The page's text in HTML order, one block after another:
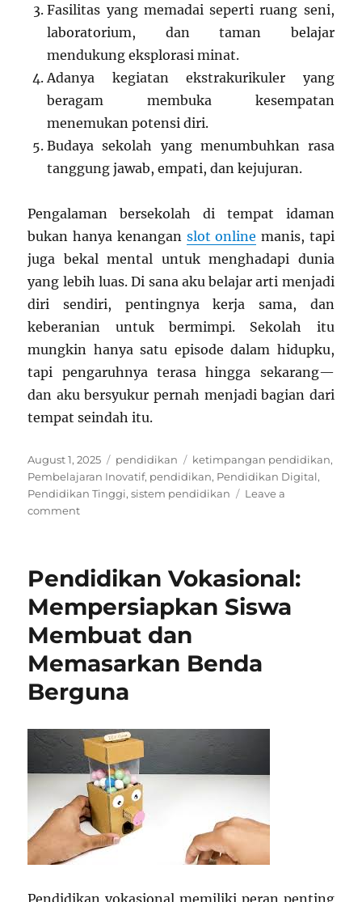
Fasilitas yang memadai seperti ruang seni,
laboratorium, dan taman belajar
mendukung eksplorasi minat.
Adanya kegiatan ekstrakurikuler yang
beragam membuka kesempatan
menemukan potensi diri.
Budaya sekolah yang menumbuhkan rasa
tanggung jawab, empati, dan kejujuran.
Pengalaman bersekolah di tempat idaman
bukan hanya kenangan slot online manis, tapi
juga bekal mental untuk menghadapi dunia
yang lebih luas. Di sana aku belajar arti menjadi
diri sendiri, pentingnya kerja sama, dan
keberanian untuk bermimpi. Sekolah itu
mungkin hanya satu episode dalam hidupku,
tapi pengaruhnya terasa hingga sekarang—
dan aku bersyukur pernah menjadi bagian dari
tempat seindah itu.
Posted
on
August 1, 2025 Categories
pendidikan Tags
ketimpangan pendidikan,
Pembelajaran Inovatif, pendidikan, Pendidikan Digital,
Pendidikan Tinggi,sistem pendidikan
Leave a
commenton
di
Idaman,
dan
Ini
yang
Rasakan
Pendidikan Vokasional:
Mempersiapkan Siswa
Membuat dan
Memasarkan Benda
Berguna
Pendidikan vokasional memiliki peran penting